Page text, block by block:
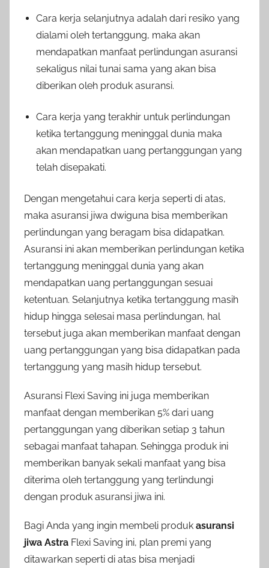
Cara kerja selanjutnya adalah dari resiko yang
dialami oleh tertanggung, maka akan
mendapatkan manfaat perlindungan asuransi
sekaligus nilai tunai sama yang akan bisa
diberikan oleh produk asuransi.
Cara kerja yang terakhir untuk perlindungan
ketika tertanggung meninggal dunia maka
akan mendapatkan uang pertanggungan yang
telah disepakati.
Dengan mengetahui cara kerja seperti di atas,
maka asuransi jiwa dwiguna bisa memberikan
perlindungan yang beragam bisa didapatkan.
Asuransi ini akan memberikan perlindungan ketika
tertanggung meninggal dunia yang akan
mendapatkan uang pertanggungan sesuai
ketentuan. Selanjutnya ketika tertanggung masih
hidup hingga selesai masa perlindungan, hal
tersebut juga akan memberikan manfaat dengan
uang pertanggungan yang bisa didapatkan pada
tertanggung yang masih hidup tersebut.
Asuransi Flexi Saving ini juga memberikan
manfaat dengan memberikan 5% dari uang
pertanggungan yang diberikan setiap 3 tahun
sebagai manfaat tahapan. Sehingga produk ini
memberikan banyak sekali manfaat yang bisa
diterima oleh tertanggung yang terlindungi
dengan produk asuransi jiwa ini.
Bagi Anda yang ingin membeli produk asuransi
jiwa Astra Flexi Saving ini, plan premi yang
ditawarkan seperti di atas bisa menjadi